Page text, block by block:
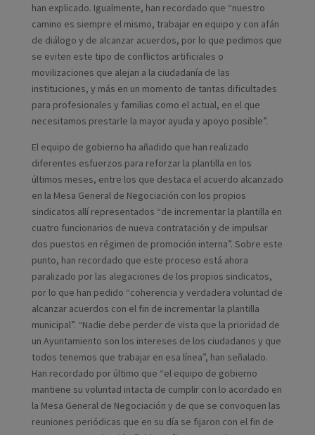
han explicado. Igualmente, han recordado que “nuestro
camino es siempre el mismo, trabajar en equipo y con afán
de diálogo y de alcanzar acuerdos, por lo que pedimos que
se eviten este tipo de conflictos artificiales o
movilizaciones que alejan a la ciudadanía de las
instituciones, y más en un momento de tantas dificultades
para profesionales y familias como el actual, en el que
necesitamos prestarle la mayor ayuda y apoyo posible”.
El equipo de gobierno ha añadido que han realizado
diferentes esfuerzos para reforzar la plantilla en los
últimos meses, entre los que destaca el acuerdo alcanzado
en la Mesa General de Negociación con los propios
sindicatos allí representados “de incrementar la plantilla en
cuatro funcionarios de nueva contratación y de impulsar
dos puestos en régimen de promoción interna”. Sobre este
punto, han recordado que este proceso está ahora
paralizado por las alegaciones de los propios sindicatos,
por lo que han pedido “coherencia y verdadera voluntad de
alcanzar acuerdos con el fin de incrementar la plantilla
municipal”. “Nadie debe perder de vista que la prioridad de
un Ayuntamiento son los intereses de los ciudadanos y que
todos tenemos que trabajar en esa línea”, han señalado.
Han recordado por último que “el equipo de gobierno
mantiene su voluntad intacta de cumplir con lo acordado en
la Mesa General de Negociación y de que se convoquen las
reuniones periódicas que en su día se fijaron con el fin de